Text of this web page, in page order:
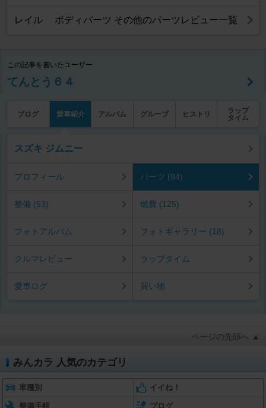
レイル ボディパーツ その他のパーツレビュー一覧
この記事を書いたユーザー
てんとう６４
ブログ 愛車紹介 アルバム グループ ヒストリ
ラップ
タイム
スズキ ジムニー
プロフィール パーツ (84)
整備 (53) 燃費 (125)
フォトアルバム フォトギャラリー (18)
クルマレビュー ラップタイム
愛車ログ 買い物
ページの先頭へ ▲
みんカラ 人気のカテゴリ
車種別 イイね！
整備手帳 ブログ